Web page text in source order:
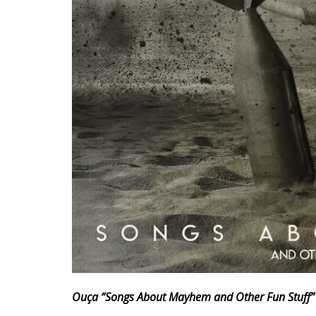
Ouça “Songs About Mayhem and Other Fun